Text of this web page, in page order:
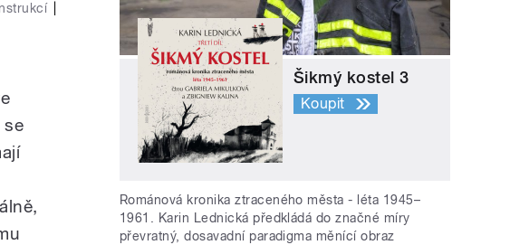
se
Šikmý kostel 3
Koupit
Románová kronika ztraceného města - léta 1945–
1961. Karin Lednická předkládá do značné míry
převratný, dosavadní paradigma měnící obraz